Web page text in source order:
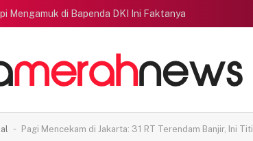
Mengamuk di Bapenda DKI Ini Faktanya
- Pagi Mencekam di Jakarta: 31 RT Terendam Banjir, Ini